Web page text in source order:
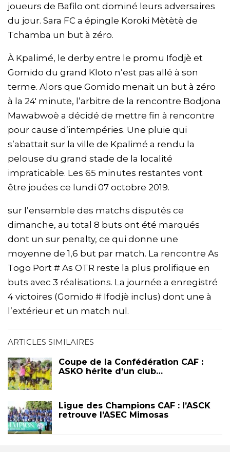
joueurs de Bafilo ont dominé leurs adversaires
du jour. Sara FC a épingle Koroki Mètètè de
Tchamba un but à zéro.
À Kpalimé, le derby entre le promu Ifodjè et
Gomido du grand Kloto n’est pas allé à son
terme. Alors que Gomido menait un but à zéro
à la 24′ minute, l’arbitre de la rencontre Bodjona
Mawabwoè a décidé de mettre fin à rencontre
pour cause d’intempéries. Une pluie qui
s’abattait sur la ville de Kpalimé a rendu la
pelouse du grand stade de la localité
impraticable. Les 65 minutes restantes vont
être jouées ce lundi 07 octobre 2019.
sur l’ensemble des matchs disputés ce
dimanche, au total 8 buts ont été marqués
dont un sur penalty, ce qui donne une
moyenne de 1,6 but par match. La rencontre As
Togo Port # As OTR reste la plus prolifique en
buts avec 3 réalisations. La journée a enregistré
4 victoires (Gomido # Ifodjè inclus) dont une à
l’extérieur et un match nul.
ARTICLES SIMILAIRES
Coupe de la Confédération CAF :
ASKO hérite d’un club…
Ligue des Champions CAF : l’ASCK
retrouve l’ASEC Mimosas